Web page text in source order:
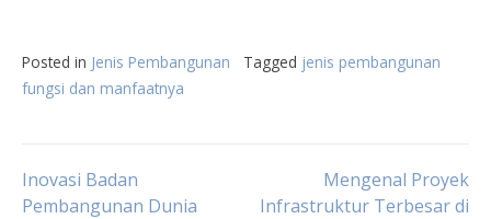
Posted in Jenis Pembangunan Tagged jenis pembangunan
fungsi dan manfaatnya
Post
Inovasi Badan
Pembangunan Dunia
Mengenal Proyek
Infrastruktur Terbesar di